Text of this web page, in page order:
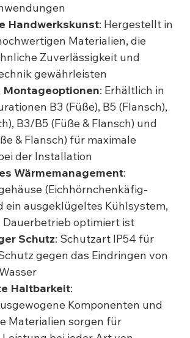
Handwerkskunst: Hergestellt in
Materialien, die
Zuverlässigkeit und
gewährleisten
: Erhältlich in
B3 (Füße), B5 (Flansch),
B3/B5 (Füße & Flansch) und
& Flansch) für maximale
der Installation
Wärmemanagement:
(Eichhörnchenkäfig-
ein ausgeklügeltes Kühlsystem,
Dauerbetrieb optimiert ist
Schutz: Schutzart IP54 für
gegen das Eindringen von
Haltbarkeit:
Komponenten und
Materialien sorgen für